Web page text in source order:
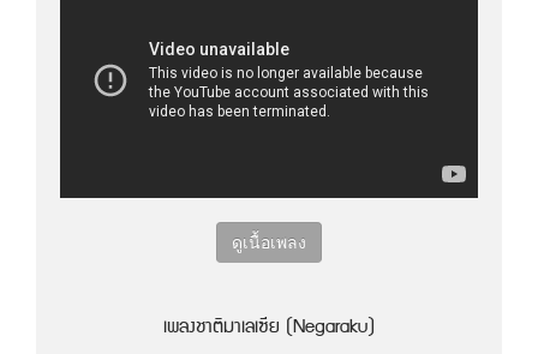
ดูเนื้อเพลง
เพลงชาติมาเลเซีย (Negaraku)